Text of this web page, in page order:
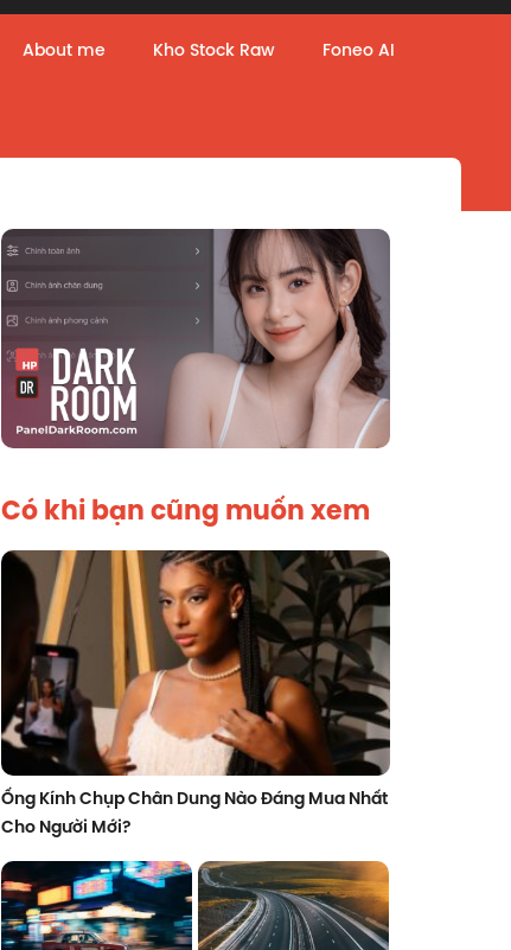
About me Kho Stock Raw Foneo AI
Có khi bạn cũng muốn xem
Ống Kính Chụp Chân Dung Nào Đáng Mua Nhất
Cho Người Mới?